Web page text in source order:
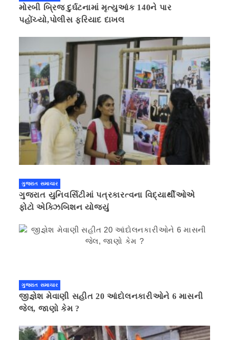
મોરબી બ્રિજ દુર્ઘટનામાં મૃત્યુઆંક 140ને પાર
પહોંચ્યો,પોલીસ ફરિયાદ દાખલ
ગુજરાત સમાચાર
ગુજરાત યુનિવર્સિટીમાં પત્રકારત્વના વિદ્યાર્થીઓએ
ફોટો એક્ઝિબિશન યોજ્યું
ગુજરાત સમાચાર
જીજ્ઞેશ મેવાણી સહીત 20 આંદોલનકારીઓને 6 માસની
જેલ, જાણો કેમ ?